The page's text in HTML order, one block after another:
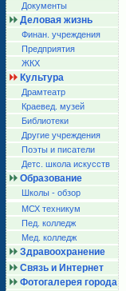
Документы
Деловая жизнь
Финан. учреждения
Предприятия
ЖКХ
Культура
Драмтеатр
Краевед. музей
Библиотеки
Другие учреждения
Поэты и писатели
Детс. школа искусств
Образование
Школы - обзор
МСХ техникум
Пед. колледж
Мед. колледж
Здравоохранение
Связь и Интернет
Фотогалерея города